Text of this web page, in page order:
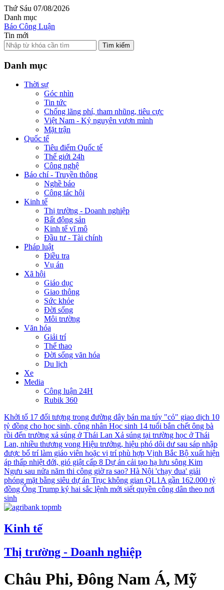
Thứ Sáu 07/08/2026
Danh mục
Báo Công Luận
Tin mới
Tìm kiếm
Danh mục
Thời sự
Góc nhìn
Tin tức
Chống lãng phí, tham nhũng, tiêu cực
Việt Nam - Kỷ nguyên vươn mình
Mặt trận
Quốc tế
Tiêu điểm Quốc tế
Thế giới 24h
Công nghệ
Báo chí - Truyền thông
Nghề báo
Công tác hội
Kinh tế
Thị trường - Doanh nghiệp
Bất động sản
Kinh tế vĩ mô
Đầu tư - Tài chính
Pháp luật
Điều tra
Vụ án
Xã hội
Giáo dục
Giao thông
Sức khỏe
Đời sống
Môi trường
Văn hóa
Giải trí
Thể thao
Đời sống văn hóa
Du lịch
Xe
Media
Công luận 24H
Rubik 360
Khởi tố 17 đối tượng trong đường dây bán ma túy "cỏ" giao dịch 10
tỷ đồng cho học sinh, công nhân Học sinh 14 tuổi bắn chết ông bà
rồi đến trường xả súng ở Thái Lan Xả súng tại trường học ở Thái
Lan, nhiều thương vong Hiệu trưởng, hiệu phó dôi dư sau sáp nhập
được bố trí làm giáo viên hoặc vị trí phù hợp Vịnh Bắc Bộ xuất hiện
áp thấp nhiệt đới, gió giật cấp 8 Dự án cải tạo hạ lưu sông Kim
Ngưu sau nửa năm thi công giờ ra sao? Hà Nội 'chạy đua' giải
phóng mặt bằng siêu dự án Trục không gian QL1A gần 162.000 tỷ
đồng Ông Trump ký hai sắc lệnh mới siết quyền công dân theo nơi
sinh
Kinh tế
Thị trường - Doanh nghiệp
Châu Phi, Đông Nam Á, Mỹ